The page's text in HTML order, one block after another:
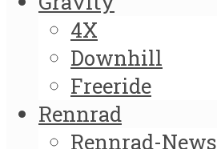
4X
Downhill
Freeride
Rennrad
Rennrad-News